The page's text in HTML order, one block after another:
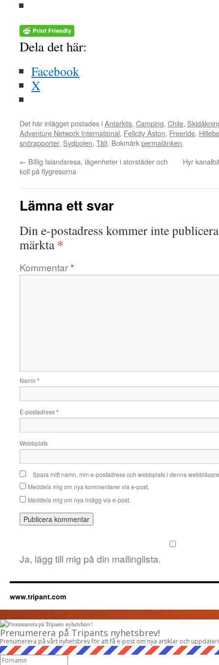
Dela det här:
Facebook
X
Det här inlägget postades iAntarktis, Camping, Chile,
Adventure Network International, Felicity Aston, Freeride,
snörapporter, Sydpolen, Tält. Bokmärkpermalänken.
← Billig Islandsresa, lägenheter i storstäder och
koll på flygresorna
Hyr
Lämna ett svar
Din e-postadress kommer inte
märkta*
Kommentar*
Namn *
E-postadress*
Webbplats
Spara mitt namn, min e-postadress och webbplats i denna
Meddela mig om nya kommentarer via e-post.
Meddela mig om nya inlägg via e-post.
Ja, lägg till mig på din mailinglista.
www.tripant.com
Prenumerera på Tripants nyhetsbrev!
Prenumerera på vårt nyhetsbrev för att få e-post om nya artiklar och